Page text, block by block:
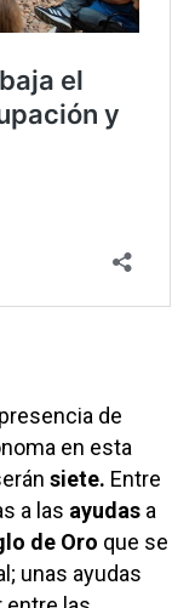
de
en esta
siete. Entre
a las ayudas a
de Oro que se
unas ayudas